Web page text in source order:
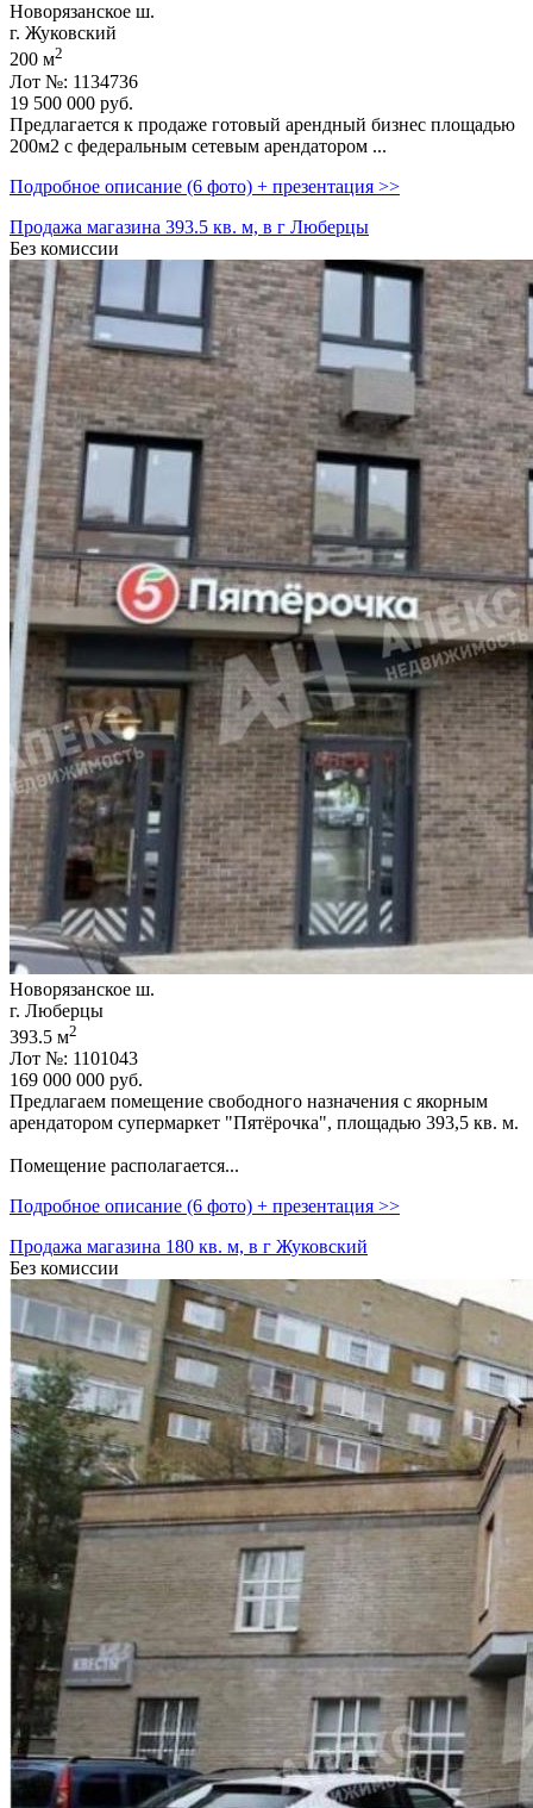
Новорязанское ш.
г. Жуковский
200 м2
Лот №: 1134736
19 500 000 руб.
Предлагается к продаже готовый арендный бизнес площадью
200м2 с федеральным сетевым арендатором ...
Подробное описание (6 фото) + презентация >>
Продажа магазина 393.5 кв. м, в г Люберцы
Без комиссии
Новорязанское ш.
г. Люберцы
393.5 м2
Лот №: 1101043
169 000 000 руб.
Предлагаем помещение свободного назначения с якорным
арендатором супермаркет "Пятёрочка",­ площадью 393,­5 кв. м.
Пoмещениe pacполагaeтся...
Подробное описание (6 фото) + презентация >>
Продажа магазина 180 кв. м, в г Жуковский
Без комиссии